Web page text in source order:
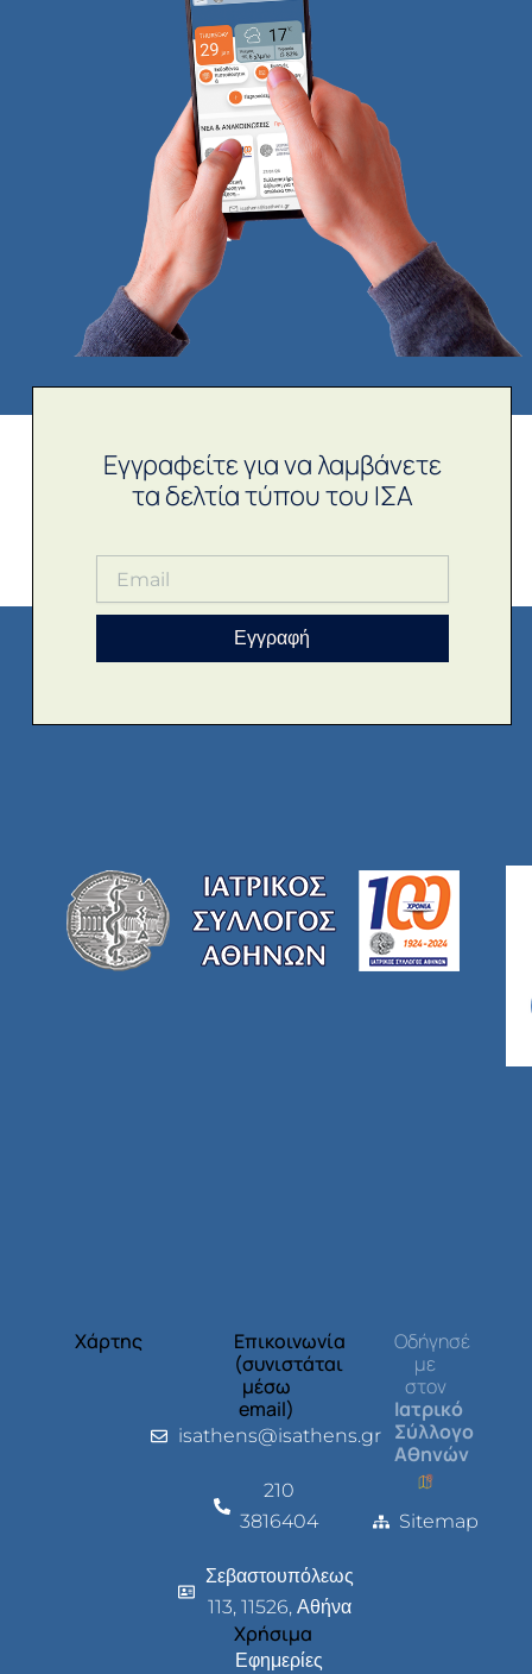
Εγγραφείτε για να λαμβάνετε
τα δελτία τύπου του ΙΣΑ
Εγγραφή
Χάρτης
Επικοινωνία
(συνιστάται
μέσω
email)
isathens@isathens.gr
210
3816404
Σεβαστουπόλεως
113, 11526, Αθήνα
Χρήσιμα
Εφημερίες
Οδήγησέ
με
στον
Ιατρικό
Σύλλογο
Αθηνών
Sitemap